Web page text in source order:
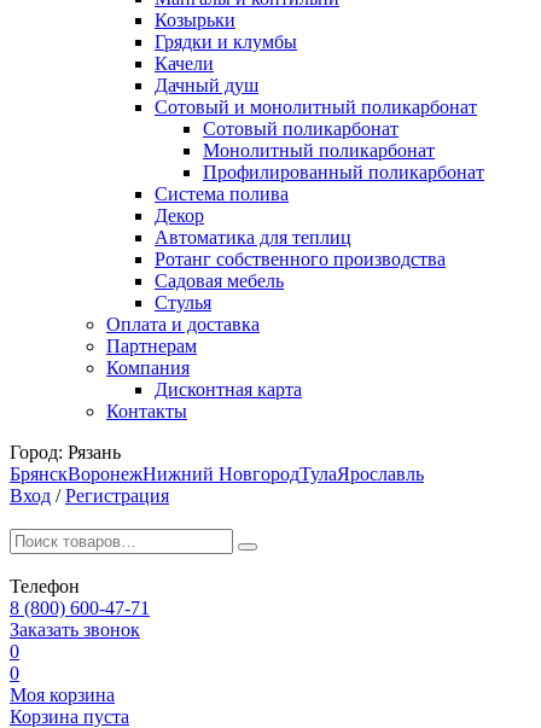
Козырьки
Грядки и клумбы
Качели
Дачный душ
Сотовый и монолитный поликарбонат
Сотовый поликарбонат
Монолитный поликарбонат
Профилированный поликарбонат
Система полива
Декор
Автоматика для теплиц
Ротанг собственного производства
Садовая мебель
Стулья
Оплата и доставка
Партнерам
Компания
Дисконтная карта
Контакты
Город: Рязань
БрянскВоронежНижний НовгородТулаЯрославль
Вход / Регистрация
Телефон
8 (800) 600-47-71
Заказать звонок
0
0
Моя корзина
Корзина пуста